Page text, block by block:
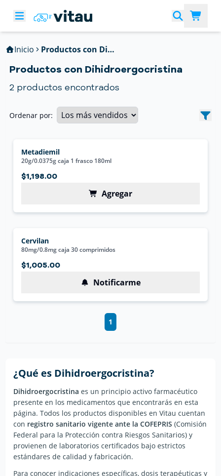
Inicio Productos con Dihidroergocristina
Productos con Dihidroergocristina
2 productos encontrados
Ordenar por:
Metadiemil
20g/0.0375g caja 1 frasco 180ml
$1,198.00
Agregar
Cervilan
80mg/0.8mg caja 30 comprimidos
$1,005.00
Notificarme
1
¿Qué es Dihidroergocristina?
Dihidroergocristina es un principio activo farmacéutico
presente en los medicamentos que encontrarás en esta
página. Todos los productos disponibles en Vitau cuentan
con registro sanitario vigente ante la COFEPRIS (Comisión
Federal para la Protección contra Riesgos Sanitarios) y
provienen de laboratorios certificados bajo estrictos
estándares de calidad y fabricación.
Para conocer indicaciones específicas, dosis terapéuticas y